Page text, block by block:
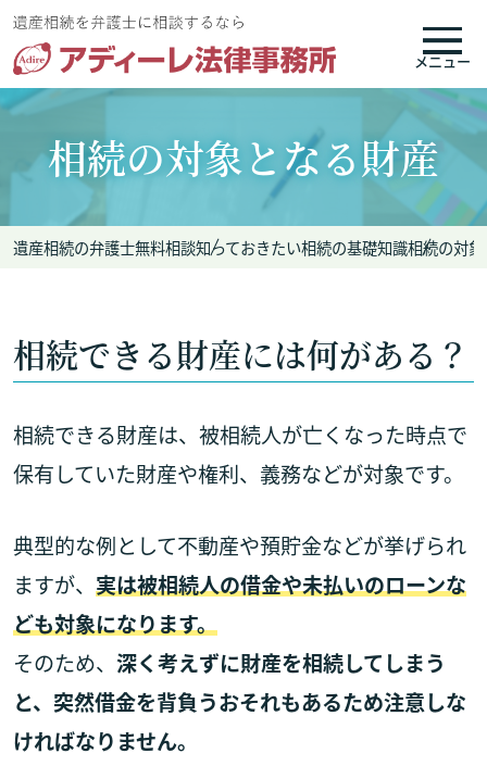
メニュー
相続の対象となる財産
遺産相続の弁護士無料相談知っておきたい相続の基礎知識相続の対
相続できる財産には何がある？
相続できる財産は、被相続人が亡くなった時点で
保有していた財産や権利、義務などが対象です。
典型的な例として不動産や預貯金などが挙げられ
ますが、 実は被相続人の借金や未払いのローンな
ども対象になります。
そのため、 深く考えずに財産を相続してしまう
と、突然借金を背負うおそれもあるため注意しな
ければなりません。